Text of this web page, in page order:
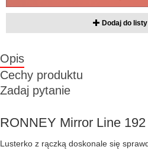
Dodaj do
Opis
Cechy produktu
Zadaj pytanie
RONNEY Mirror Line
Lusterko z rączką doskonale się